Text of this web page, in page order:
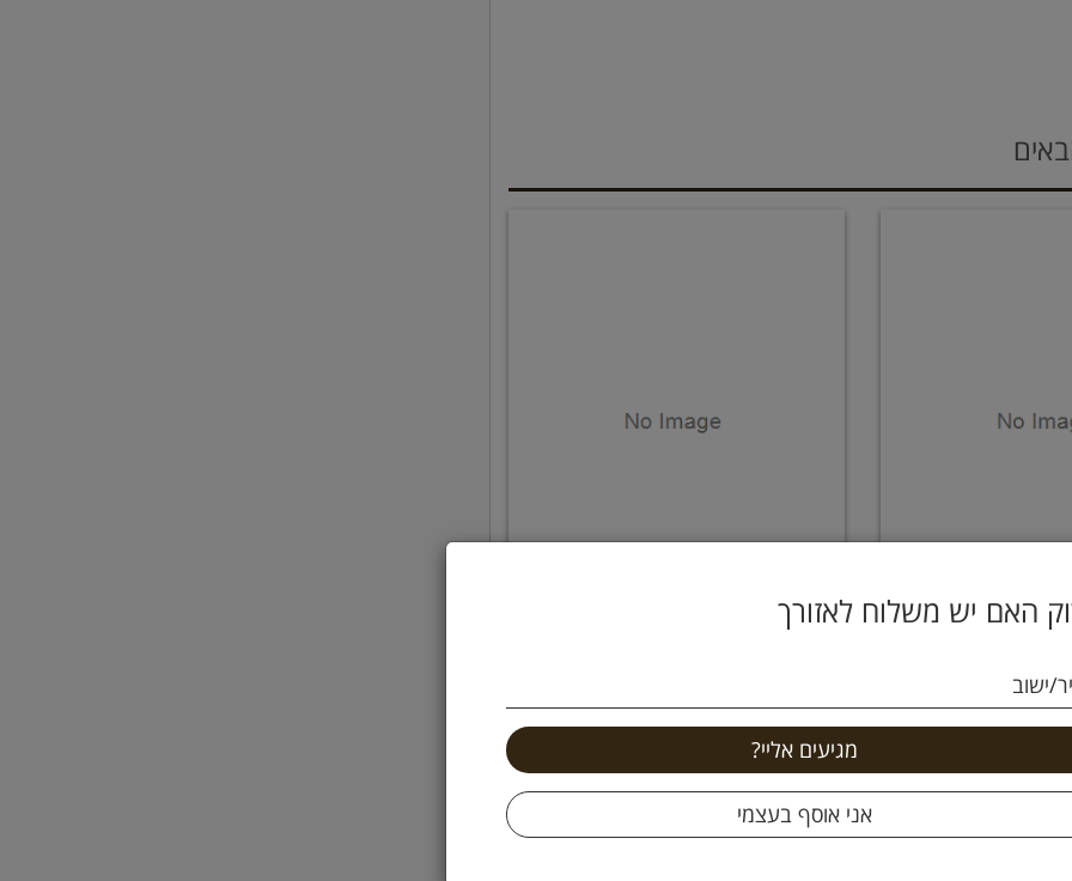
האם יש משלוח לאזורך
ישוב
DIGEX-4
לסל +
קומפורט זון - תערובת אנזימי עי
129.9 ₪
הוספה לסל +